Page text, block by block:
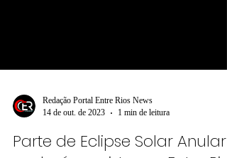
Redação Portal Entre Rios News